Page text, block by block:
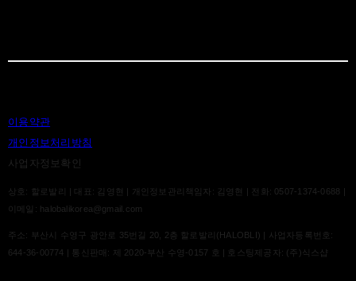
이용약관
개인정보처리방침
사업자정보확인
상호: 할로발리 | 대표: 김영현 | 개인정보관리책임자: 김영현 | 전화: 0507-1374-0688 |
이메일: halobalikorea@gmail.com
주소: 부산시 수영구 광안로 35번길 20, 2층 할로발리(HALOBLI) | 사업자등록번호:
644-36-00774 | 통신판매: 제 2020-부산 수영-0157 호 | 호스팅제공자: (주)식스샵